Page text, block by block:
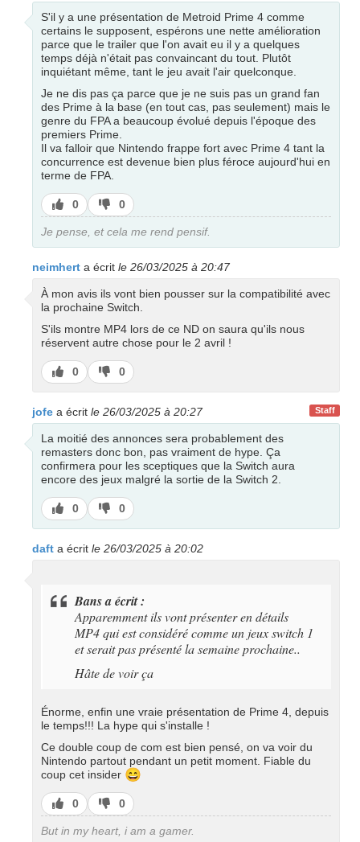
S'il y a une présentation de Metroid Prime 4 comme
certains le supposent, espérons une nette amélioration
parce que le trailer que l'on avait eu il y a quelques
temps déjà n'était pas convaincant du tout. Plutôt
inquiétant même, tant le jeu avait l'air quelconque.
Je ne dis pas ça parce que je ne suis pas un grand fan
des Prime à la base (en tout cas, pas seulement) mais le
genre du FPA a beaucoup évolué depuis l'époque des
premiers Prime.
Il va falloir que Nintendo frappe fort avec Prime 4 tant la
concurrence est devenue bien plus féroce aujourd'hui en
terme de FPA.
J’aime
0
J’aime
pas
0
Je pense, et cela me rend pensif.
neimhert a écrit le 26/03/2025 à 20:47
À mon avis ils vont bien pousser sur la compatibilité avec
la prochaine Switch.
S'ils montre MP4 lors de ce ND on saura qu'ils nous
réservent autre chose pour le 2 avril !
J’aime
0
J’aime
pas
0
Staff
jofe a écrit le 26/03/2025 à 20:27
La moitié des annonces sera probablement des
remasters donc bon, pas vraiment de hype. Ça
confirmera pour les sceptiques que la Switch aura
encore des jeux malgré la sortie de la Switch 2.
J’aime
0
J’aime
pas
0
daft a écrit le 26/03/2025 à 20:02
Bans a écrit :
Apparemment ils vont présenter en détails
MP4 qui est considéré comme un jeux switch 1
et serait pas présenté la semaine prochaine..
Hâte de voir ça
Énorme, enfin une vraie présentation de Prime 4, depuis
le temps!!! La hype qui s'installe !
Ce double coup de com est bien pensé, on va voir du
Nintendo partout pendant un petit moment. Fiable du
coup cet insider 😄
J’aime
0
J’aime
pas
0
But in my heart, i am a gamer.